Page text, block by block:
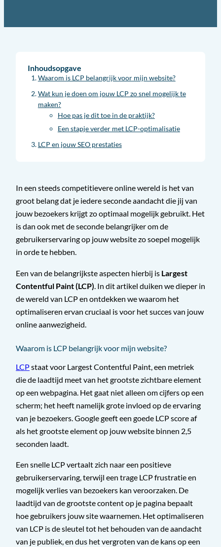
Inhoudsopgave
Waarom is LCP belangrijk voor mijn website?
Wat kun je doen om jouw LCP zo snel mogelijk te
maken?
Hoe pas je dit toe in de praktijk?
Een stapje verder met LCP-optimalisatie
LCP en jouw SEO prestaties
In een steeds competitievere online wereld is het van
groot belang dat je iedere seconde aandacht die jij van
jouw bezoekers krijgt zo optimaal mogelijk gebruikt. Het
is dan ook met de seconde belangrijker om de
gebruikerservaring op jouw website zo soepel mogelijk
in orde te hebben.
Een van de belangrijkste aspecten hierbij is Largest
Contentful Paint (LCP) . In dit artikel duiken we dieper in
de wereld van LCP en ontdekken we waarom het
optimaliseren ervan cruciaal is voor het succes van jouw
online aanwezigheid.
Waarom is LCP belangrijk voor mijn website?
LCPstaat voor Largest Contentful Paint, een metriek
die de laadtijd meet van het grootste zichtbare element
op een webpagina. Het gaat niet alleen om cijfers op een
scherm; het heeft namelijk grote invloed op de ervaring
van je bezoekers. Google geeft een goede LCP score af
als het grootste element op jouw website binnen 2,5
seconden laadt.
Een snelle LCP vertaalt zich naar een positieve
gebruikerservaring, terwijl een trage LCP frustratie en
mogelijk verlies van bezoekers kan veroorzaken. De
laadtijd van de grootste content op je pagina bepaalt
hoe gebruikers jouw site waarnemen. Het optimaliseren
van LCP is de sleutel tot het behouden van de aandacht
van je publiek, en dus het vergroten van de kans op een